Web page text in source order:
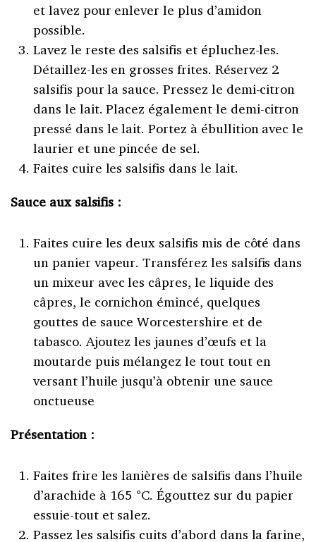
et lavez pour enlever le plus d’amidon
possible.
Lavez le reste des salsifis et épluchez-les.
Détaillez-les en grosses frites. Réservez 2
salsifis pour la sauce. Pressez le demi-citron
dans le lait. Placez également le demi-citron
pressé dans le lait. Portez à ébullition avec le
laurier et une pincée de sel.
Faites cuire les salsifis dans le lait.
Sauce aux salsifis :
Faites cuire les deux salsifis mis de côté dans
un panier vapeur. Transférez les salsifis dans
un mixeur avec les câpres, le liquide des
câpres, le cornichon émincé, quelques
gouttes de sauce Worcestershire et de
tabasco. Ajoutez les jaunes d’œufs et la
moutarde puis mélangez le tout tout en
versant l’huile jusqu’à obtenir une sauce
onctueuse
Présentation :
Faites frire les lanières de salsifis dans l’huile
d’arachide à 165 °C. Égouttez sur du papier
essuie-tout et salez.
Passez les salsifis cuits d’abord dans la farine,